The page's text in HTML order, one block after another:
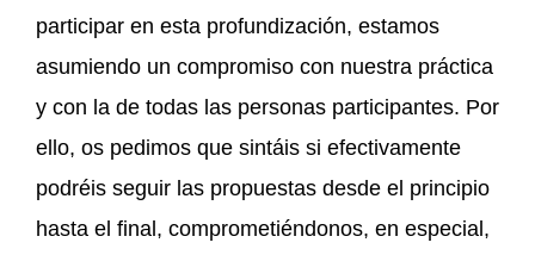
participar en esta profundización, estamos
asumiendo un compromiso con nuestra práctica
y con la de todas las personas participantes. Por
ello, os pedimos que sintáis si efectivamente
podréis seguir las propuestas desde el principio
hasta el final, comprometiéndonos, en especial,